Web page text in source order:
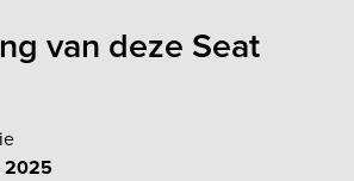
van deze Seat
2025